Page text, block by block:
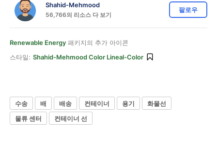
Shahid-Mehmood
56,766의 리소스 다 보기
팔로우
Renewable Energy 패키지의 추가 아이콘
스타일: Shahid-Mehmood Color Lineal-Color
수송 배 배송 컨테이너 용기
화물선
물류 센터
컨테이너 선